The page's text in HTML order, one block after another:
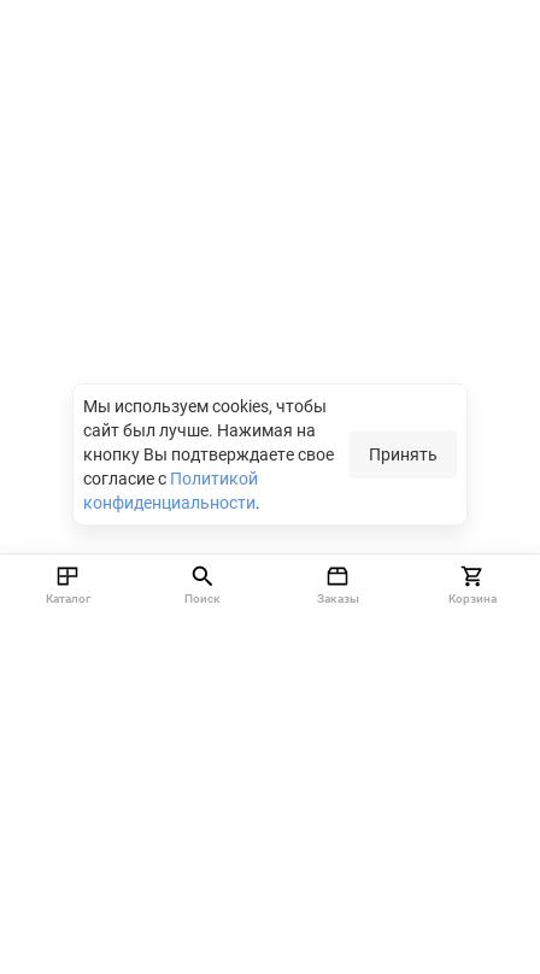
Мы используем cookies, чтобы
сайт был лучше. Нажимая на
кнопку Вы подтверждаете свое
согласие с Политикой
конфиденциальности.
Принять
Каталог Поиск Заказы Корзина